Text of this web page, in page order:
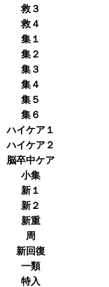
救３
救４
集１
集２
集３
集４
集５
集６
ハイケア１
ハイケア２
脳卒中ケア
小集
新１
新２
新重
周
新回復
一類
特入